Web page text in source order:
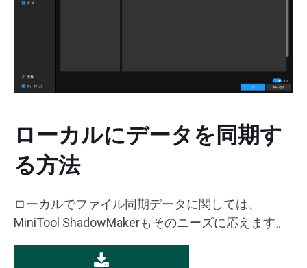
ローカルにデータを同期す
る方法
ローカルでファイル同期データに関しては、
MiniTool ShadowMakerもそのニーズに応えます。